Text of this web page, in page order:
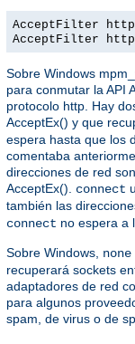
AcceptFilter
AcceptFilter
Sobre Windows
para conmutar la API
protocolo http. Hay
AcceptEx() y que
espera hasta que los
comentaba
direcciones de red
AcceptEx(). connect
también las
connect no espera a
Sobre Windows, none
recuperará sockets
adaptadores de red
para algunos
spam, de virus o de